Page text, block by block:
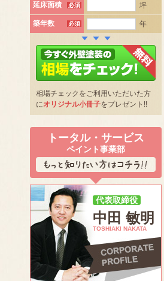
延床面積
必須 坪
築年数 必須 年
相場チェックをご利用いただいた方
にオリジナル小冊子をプレゼント!!
トータル・サービス
ペイント事業部
代表取締役
中田 敏明
TOSHIAKI NAKATA